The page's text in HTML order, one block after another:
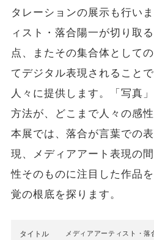
タレーションの展示も行い
ィスト・落合陽一が切り取
点、またその集合体として
てデジタル表現されること
人々に提供します。「写真
方法が、どこまで人々の感
本展では、落合が言葉での
現、メディアアート表現の
性そのものに注目した作品
覚の根底を探ります。
タイトル
メディアアーティスト・